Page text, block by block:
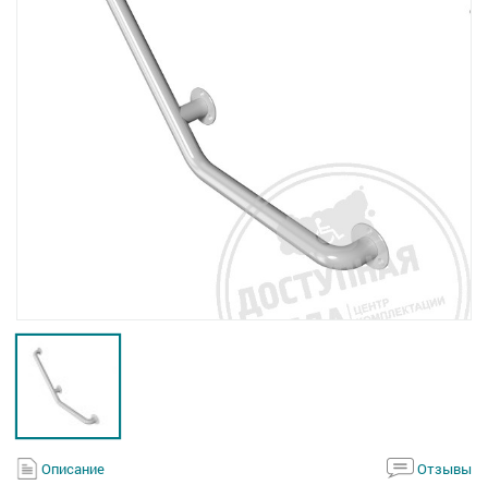
Описание Отзывы